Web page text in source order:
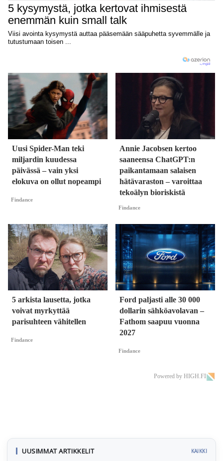
Uusi Spider-Man teki
miljardin kuudessa
päivässä – vain yksi
elokuva on ollut nopeampi
Findance
Annie Jacobsen kertoo
saaneensa ChatGPT:n
paikantamaan salaisen
hätävaraston – varoittaa
tekoälyn bioriskistä
Findance
5 arkista lausetta, jotka
voivat myrkyttää
parisuhteen vähitellen
Findance
Ford paljasti alle 30 000
dollarin sähköavolavan –
Fathom saapuu vuonna
2027
Findance
Powered by HIGH.FI
UUSIMMAT ARTIKKELIT KAIKKI